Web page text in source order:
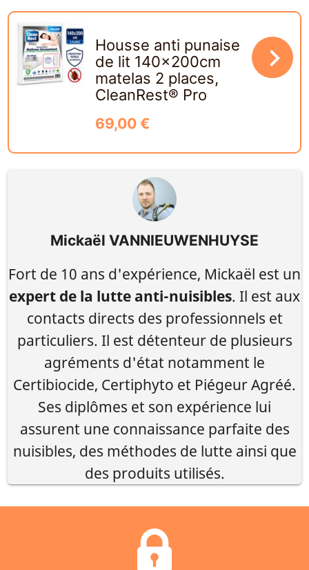
Housse anti punaise
de lit 140x200cm
matelas 2 places,
CleanRest® Pro
69,00 €
navigate_next
Mickaël VANNIEUWENHUYSE
Fort de 10 ans d'expérience, Mickaël est un
expert de la lutte anti-nuisibles. Il est aux
contacts directs des professionnels et
particuliers. Il est détenteur de plusieurs
agréments d'état notamment le
Certibiocide, Certiphyto et Piégeur Agréé.
Ses diplômes et son expérience lui
assurent une connaissance parfaite des
nuisibles, des méthodes de lutte ainsi que
des produits utilisés.